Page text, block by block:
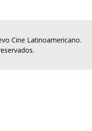
Cine Latinoamericano.